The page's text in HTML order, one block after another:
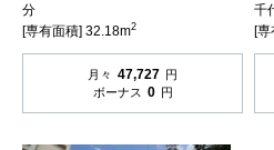
分
[専有面積] 32.18m2
月々 47,727 円
ボーナス 0 円
千
[専